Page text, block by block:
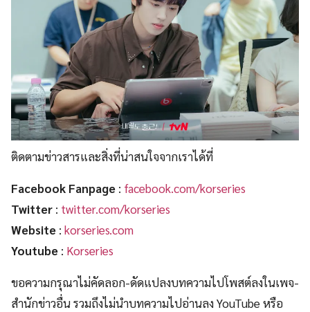
ติดตามข่าวสารและสิ่งที่น่าสนใจจากเราได้ที่
Facebook Fanpage : facebook.com/korseries
Twitter : twitter.com/korseries
Website : korseries.com
Youtube : Korseries
ขอความกรุณาไม่คัดลอก-ดัดแปลงบทความไปโพสต์ลงในเพจ-
สำนักข่าวอื่น รวมถึงไม่นำบทความไปอ่านลง YouTube หรือ